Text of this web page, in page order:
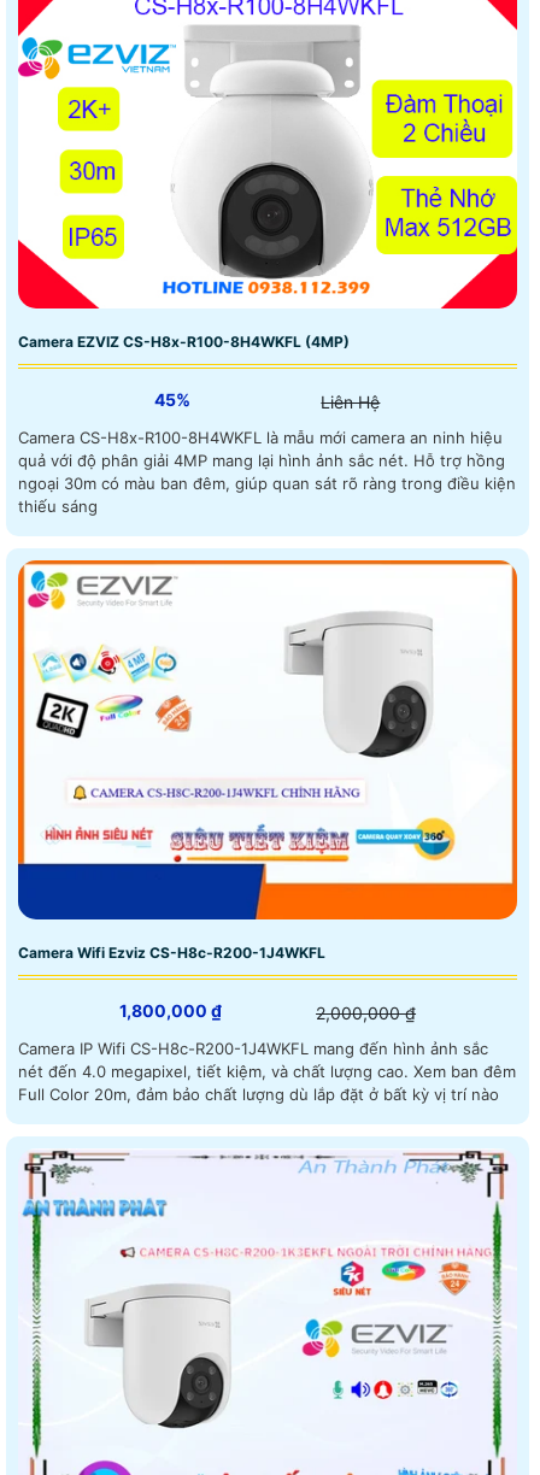
Camera EZVIZ CS-H8x-R100-8H4WKFL (4MP)
45% Liên Hệ
Camera CS-H8x-R100-8H4WKFL là mẫu mới camera an ninh hiệu
quả với độ phân giải 4MP mang lại hình ảnh sắc nét. Hỗ trợ hồng
ngoại 30m có màu ban đêm, giúp quan sát rõ ràng trong điều kiện
thiếu sáng
Camera Wifi Ezviz CS-H8c-R200-1J4WKFL
1,800,000 ₫ 2,000,000 ₫
Camera IP Wifi CS-H8c-R200-1J4WKFL mang đến hình ảnh sắc
nét đến 4.0 megapixel, tiết kiệm, và chất lượng cao. Xem ban đêm
Full Color 20m, đảm bảo chất lượng dù lắp đặt ở bất kỳ vị trí nào